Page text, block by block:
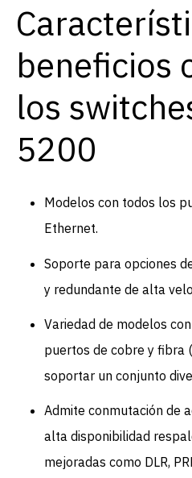
beneficios
los
5200
Modelos con todos los
Ethernet.
Soporte para opciones
y redundante de alta
Variedad de modelos
puertos de cobre y fibra
soportar un conjunto
Admite conmutación de
alta disponibilidad
mejoradas como DLR,